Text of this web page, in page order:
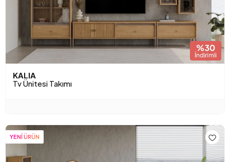
KALIA
Tv Ünitesi Takımı
YENİ ÜRÜN